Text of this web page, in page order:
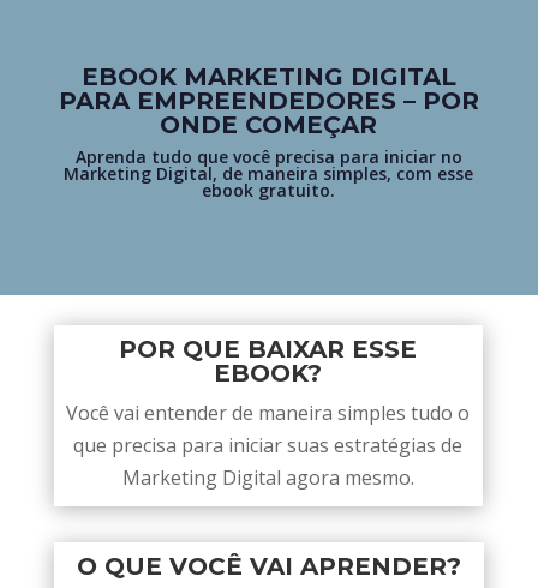
EBOOK MARKETING DIGITAL
PARA EMPREENDEDORES – POR
ONDE COMEÇAR
Aprenda tudo que você precisa para iniciar no
Marketing Digital, de maneira simples, com esse
ebook gratuito.
POR QUE BAIXAR ESSE
EBOOK?
Você vai entender de maneira simples tudo o
que precisa para iniciar suas estratégias de
Marketing Digital agora mesmo.
O QUE VOCÊ VAI APRENDER?